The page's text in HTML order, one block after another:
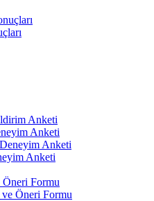
Anketi
Anketi
Anketi
Anketi
Öneri Formu
Öneri Formu